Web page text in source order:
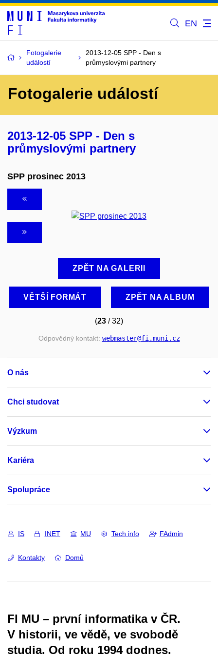
EN
Fotogalerie
událostí
2013-12-05 SPP - Den s
průmyslovými partnery
Fotogalerie událostí
2013-12-05 SPP - Den s
průmyslovými partnery
SPP prosinec 2013
ZPĚT NA GALERII
VĚTŠÍ FORMÁT ZPĚT NA ALBUM
(23 / 32)
Odpovědný kontakt: webmaster@fi.muni.cz
O nás
Chci studovat
Výzkum
Kariéra
Spolupráce
IS INET MU Tech info FAdmin
Kontakty Domů
FI MU – první informatika v ČR.
V historii, ve vědě, ve svobodě
studia. Od roku 1994 dodnes.